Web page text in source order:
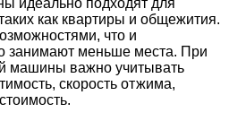
как квартиры и общежития.
что и
занимают меньше места. При
машины важно учитывать
скорость отжима,